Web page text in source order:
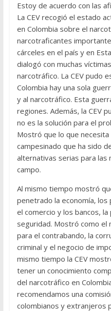
Estoy de acuerdo con las
La CEV recogió el estado
en Colombia sobre el
narcotraficantes
cárceles en el país y en
dialogó con muchas
narcotráfico. La CEV pudo
Colombia hay una sola
y al narcotráfico. Esta
regiones. Además, la CEV
no es la solución para el
Mostró que lo que
campesinado que ha sido
alternativas serias para las
campo.
Al mismo tiempo mostró
penetrado la economía,
el comercio y los bancos,
seguridad. Mostró como el
para el contrabando, la
criminal y el negocio de
mismo tiempo la CEV
tener un conocimiento
del narcotráfico en
recomendamos una
colombianos y extranjeros